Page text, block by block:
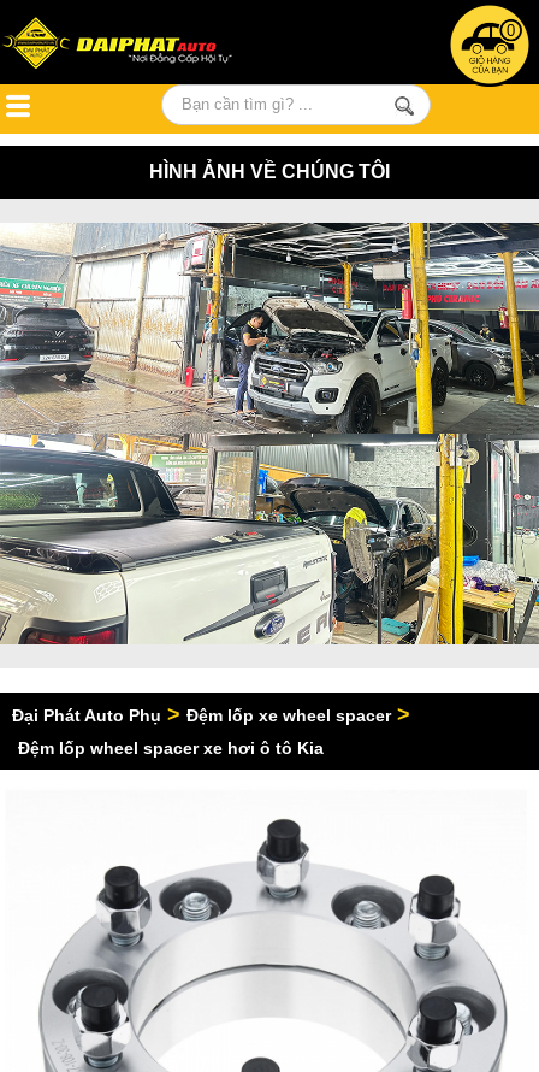
0
HÌNH ẢNH VỀ CHÚNG TÔI
Đại Phát Auto Phụ > Đệm lốp xe wheel spacer>
Đệm lốp wheel spacer xe hơi ô tô Kia